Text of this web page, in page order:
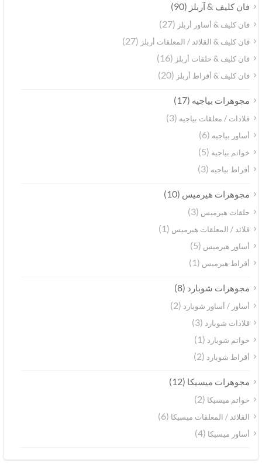
فان كليف & آربلز (90)
فان كليف & أساور أربلز (27)
فان كليف & القلائد / المعلقات أربلز (27)
فان كليف & حلقات أربلز (16)
فان كليف & أقراط أربلز (20)
مجوهرات بياجيه(17)
قلادات / معلقات بياجيه(3)
أساور بياجيه(6)
خواتم بياجيه(5)
أقراط بياجيه(3)
مجوهرات هيرميس(10)
حلقات هيرميس(3)
قلائد / المعلقات هيرميس(1)
أساور هيرميس(5)
أقراط هيرميس(1)
مجوهرات شوبارد(8)
أساور / أساور شوبارد(2)
قلادات شوبارد(3)
خواتم شوبارد(1)
أقراط شوبارد(2)
مجوهرات ميسيكا(12)
خواتم ميسيكا(2)
القلائد / المعلقات ميسيكا(6)
أساور ميسيكا(4)